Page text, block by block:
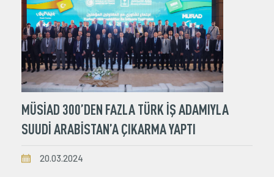
MÜSİAD 300’DEN FAZLA TÜRK İŞ ADAMIYLA
SUUDİ ARABİSTAN’A ÇIKARMA YAPTI
20.03.2024